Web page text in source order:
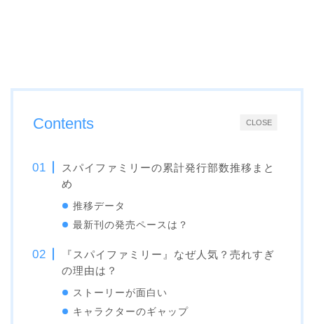
CLOSE
Contents
スパイファミリーの累計発行部数推移まと
め
推移データ
最新刊の発売ペースは？
『スパイファミリー』なぜ人気？売れすぎ
の理由は？
ストーリーが面白い
キャラクターのギャップ